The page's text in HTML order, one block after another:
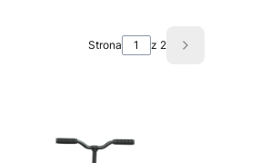
Strona z 2 Następne